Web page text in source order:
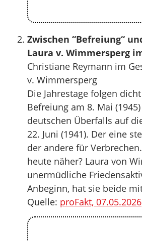
Zwischen “Befreiung“
Laura v. Wimmersperg
Christiane Reymann im
v. Wimmersperg
Die Jahrestage folgen
Befreiung am 8. Mai
deutschen Überfalls auf
22. Juni (1941). Der eine
der andere für
heute näher? Laura von
unermüdliche
Anbeginn, hat sie beide
Quelle: proFakt, 07.05.2026